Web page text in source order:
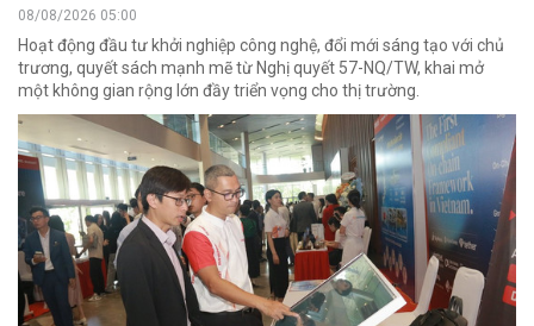
08/08/2026 05:00
Hoạt động đầu tư khởi nghiệp công nghệ, đổi mới sáng tạo với chủ
trương, quyết sách mạnh mẽ từ Nghị quyết 57-NQ/TW, khai mở
một không gian rộng lớn đầy triển vọng cho thị trường.